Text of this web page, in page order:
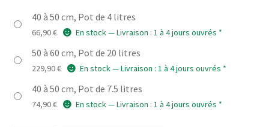
40 à 50 cm, Pot de 4 litres
66,90€ En stock — Livraison : 1 à 4 jours ouvrés *
50 à 60 cm, Pot de 20 litres
229,90€ En stock — Livraison : 1 à 4 jours ouvrés *
40 à 50 cm, Pot de 7.5 litres
74,90€ En stock — Livraison : 1 à 4 jours ouvrés *